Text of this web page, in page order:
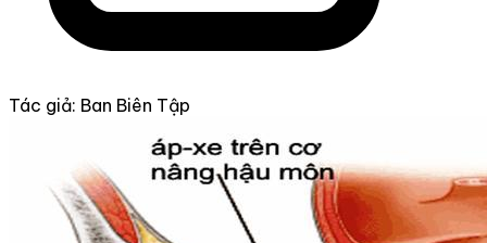
Tác giả: Ban Biên Tập